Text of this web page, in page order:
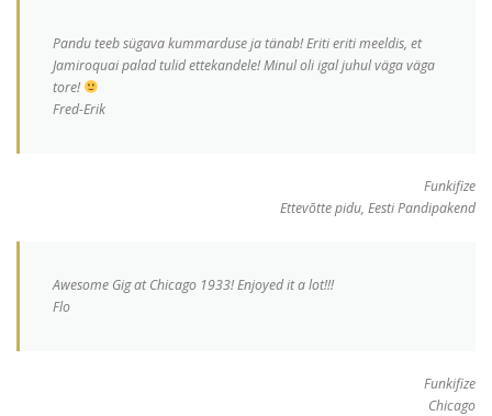
Pandu teeb sügava kummarduse ja tänab! Eriti eriti meeldis, et
Jamiroquai palad tulid ettekandele! Minul oli igal juhul väga väga
tore!
Fred-Erik
Funkifize
Ettevõtte pidu, Eesti Pandipakend
Awesome Gig at Chicago 1933! Enjoyed it a lot!!!
Flo
Funkifize
Chicago